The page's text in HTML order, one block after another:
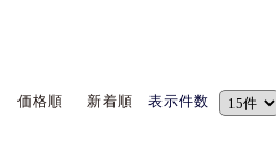
価格順 新着順 表示件数